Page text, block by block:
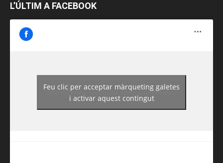
L’ÚLTIM A FACEBOOK
https://www.facebook.com/guiadereus/
Feu clic per acceptar màrqueting galetes
i activar aquest contingut